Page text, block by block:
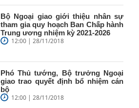
Bộ Ngoại giao giới thiệu nhân sự
tham gia quy hoạch Ban Chấp hành
Trung ương nhiệm kỳ 2021-2026
12:00 | 28/11/2018
Phó Thủ tướng, Bộ trưởng Ngoại
giao trao quyết định bổ nhiệm cán
bộ
12:00 | 28/11/2018